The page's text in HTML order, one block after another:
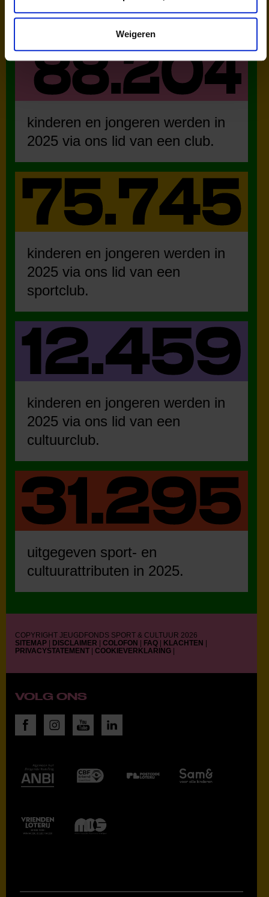
Weigeren
NEDERLAND?
kinderen en jongeren werden in
2025 via ons lid van een club.
kinderen en jongeren werden in
2025 via ons lid van een
sportclub.
kinderen en jongeren werden in
2025 via ons lid van een
cultuurclub.
uitgegeven sport- en
cultuurattributen in 2025.
COPYRIGHT JEUGDFONDS SPORT & CULTUUR 2026
SITEMAP | DISCLAIMER | COLOFON | FAQ | KLACHTEN |
PRIVACYSTATEMENT | COOKIEVERKLARING |
VOLG ONS